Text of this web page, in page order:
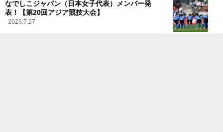
なでしこジャパン（日本女子代表）メンバー発
表！【第20回アジア競技大会】
2026.7.27